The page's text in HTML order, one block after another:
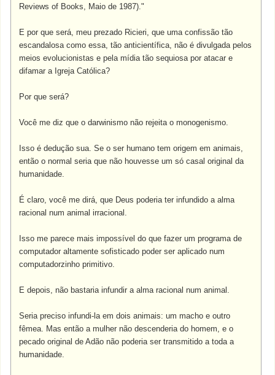
Reviews of Books, Maio de 1987)."
E por que será, meu prezado Ricieri, que uma confissão tão
escandalosa como essa, tão anticientífica, não é divulgada pelos
meios evolucionistas e pela mídia tão sequiosa por atacar e
difamar a Igreja Católica?
Por que será?
Você me diz que o darwinismo não rejeita o monogenismo.
Isso é dedução sua. Se o ser humano tem origem em animais,
então o normal seria que não houvesse um só casal original da
humanidade.
É claro, você me dirá, que Deus poderia ter infundido a alma
racional num animal irracional.
Isso me parece mais impossível do que fazer um programa de
computador altamente sofisticado poder ser aplicado num
computadorzinho primitivo.
E depois, não bastaria infundir a alma racional num animal.
Seria preciso infundi-la em dois animais: um macho e outro
fêmea. Mas então a mulher não descenderia do homem, e o
pecado original de Adão não poderia ser transmitido a toda a
humanidade.